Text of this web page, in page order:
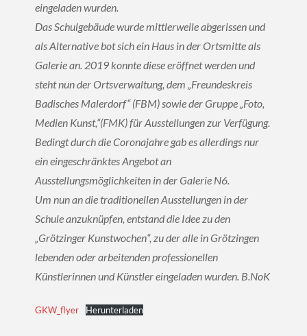
eingeladen wurden.
Das Schulgebäude wurde mittlerweile abgerissen und
als Alternative bot sich ein Haus in der Ortsmitte als
Galerie an. 2019 konnte diese eröffnet werden und
steht nun der Ortsverwaltung, dem „Freundeskreis
Badisches Malerdorf“ (FBM) sowie der Gruppe „Foto,
Medien Kunst,“(FMK) für Ausstellungen zur Verfügung.
Bedingt durch die Coronajahre gab es allerdings nur
ein eingeschränktes Angebot an
Ausstellungsmöglichkeiten in der Galerie N6.
Um nun an die traditionellen Ausstellungen in der
Schule anzuknüpfen, entstand die Idee zu den
„Grötzinger Kunstwochen“, zu der alle in Grötzingen
lebenden oder arbeitenden professionellen
Künstlerinnen und Künstler eingeladen wurden. B.NoK
GKW_flyer Herunterladen